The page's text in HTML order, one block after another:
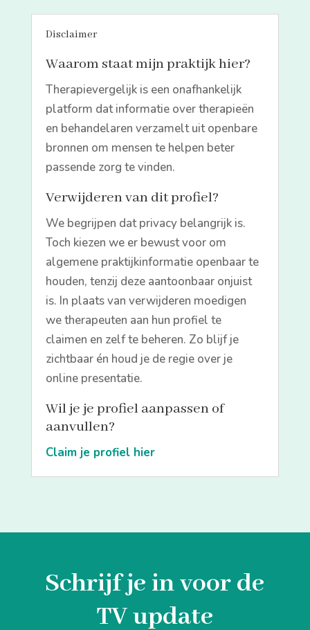
Disclaimer
Waarom staat mijn praktijk hier?
Therapievergelijk is een onafhankelijk
platform dat informatie over therapieën
en behandelaren verzamelt uit openbare
bronnen om mensen te helpen beter
passende zorg te vinden.
Verwijderen van dit profiel?
We begrijpen dat privacy belangrijk is.
Toch kiezen we er bewust voor om
algemene praktijkinformatie openbaar te
houden, tenzij deze aantoonbaar onjuist
is. In plaats van verwijderen moedigen
we therapeuten aan hun profiel te
claimen en zelf te beheren. Zo blijf je
zichtbaar én houd je de regie over je
online presentatie.
Wil je je profiel aanpassen of
aanvullen?
Claim je profiel hier
Schrijf je in voor de
TV update